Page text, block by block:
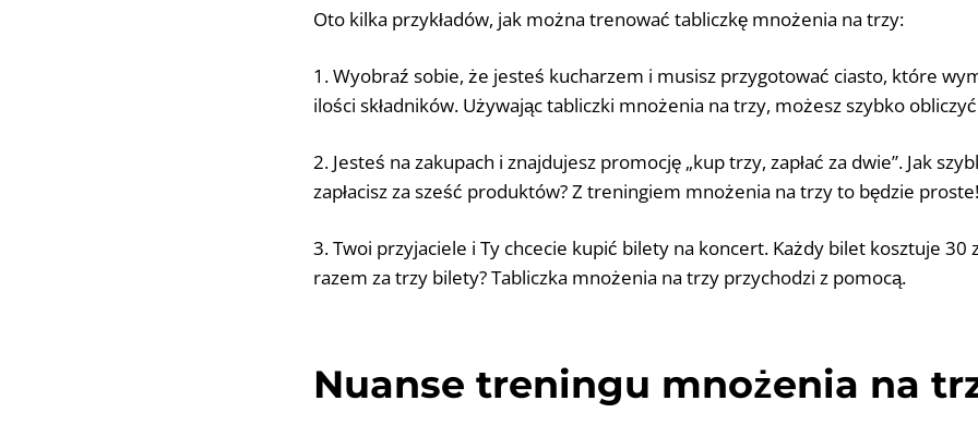
Oto kilka przykładów, jak można trenować tabliczkę mnożenia na trzy:
1. Wyobraź sobie, że jesteś kucharzem i musisz przygotować ciasto, które
ilości składników. Używając tabliczki mnożenia na trzy, możesz szybko
2. Jesteś na zakupach i znajdujesz promocję „kup trzy, zapłać za dwie”. Jak
zapłacisz za sześć produktów? Z treningiem mnożenia na trzy to będzie proste!
3. Twoi przyjaciele i Ty chcecie kupić bilety na koncert. Każdy bilet kosztuje 30
razem za trzy bilety? Tabliczka mnożenia na trzy przychodzi z pomocą.
Nuanse treningu mnożenia na